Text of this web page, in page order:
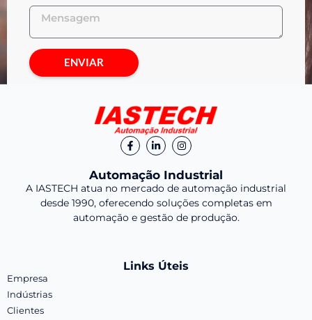
ENVIAR
Automação Industrial
A IASTECH atua no mercado de automação industrial
desde 1990, oferecendo soluções completas em
automação e gestão de produção.
Links Úteis
Empresa
Indústrias
Clientes